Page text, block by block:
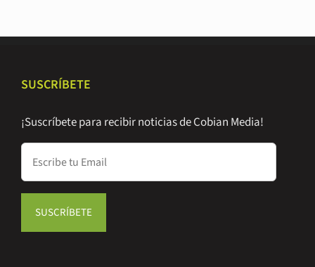
SUSCRÍBETE
¡Suscríbete para recibir noticias de Cobian Media!